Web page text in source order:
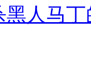
人马